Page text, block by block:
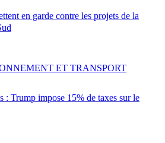
en garde contre les projets de la
: Trump impose 15% de taxes sur le
ET TRANSPORT